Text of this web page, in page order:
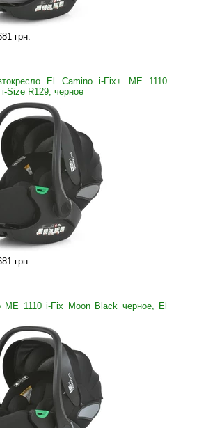
грн.
El Camino i-Fix+ ME 1110
Size R129, черное
грн.
ME 1110 i-Fix Moon Black черное, El